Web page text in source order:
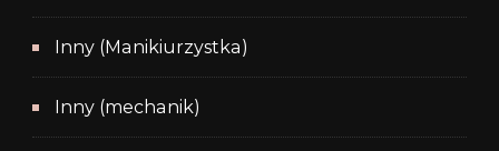
Inny (Manikiurzystka)
Inny (mechanik)